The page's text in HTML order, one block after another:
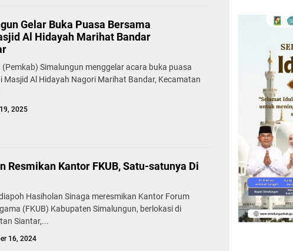
Gelar Buka Puasa Bersama
Al Hidayah Marihat Bandar
Simalungun menggelar acara buka puasa
Masjid Al Hidayah Nagori Marihat Bandar, Kecamatan
2025
Resmikan Kantor FKUB, Satu-satunya Di
Hasiholan Sinaga meresmikan Kantor Forum
(FKUB) Kabupaten Simalungun, berlokasi di
Siantar,...
16, 2024